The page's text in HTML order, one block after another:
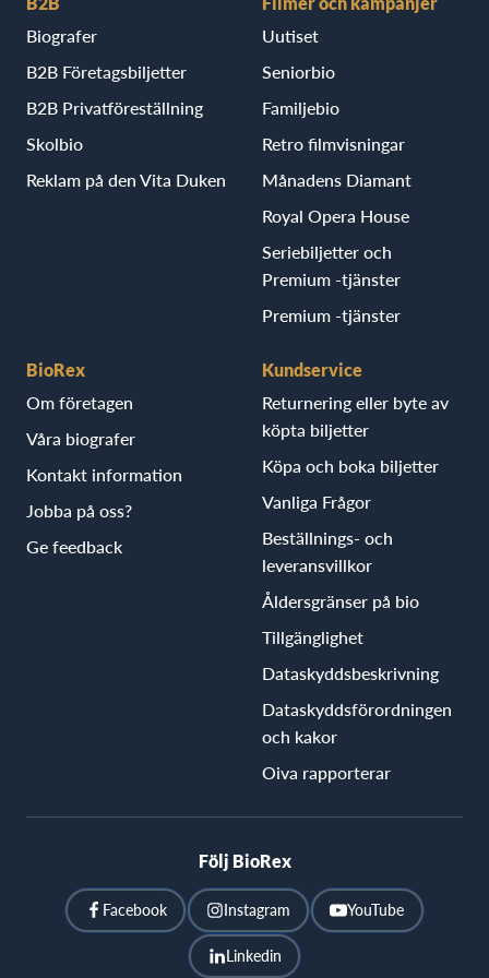
Biografer
B2B Företagsbiljetter
B2B Privatföreställning
Skolbio
Reklam på den Vita Duken
Uutiset
Seniorbio
Familjebio
Retro filmvisningar
Månadens Diamant
Royal Opera House
Seriebiljetter och
Premium -tjänster
Premium -tjänster
BioRex
Om företagen
Våra biografer
Kontakt information
Jobba på oss?
Ge feedback
Kundservice
Returnering eller byte av
köpta biljetter
Köpa och boka biljetter
Vanliga Frågor
Beställnings- och
leveransvillkor
Åldersgränser på bio
Tillgänglighet
Dataskyddsbeskrivning
Dataskyddsförordningen
och kakor
Oiva rapporterar
Följ BioRex
Facebook Instagram YouTube
Linkedin